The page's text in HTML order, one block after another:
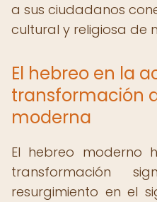
a sus ciudadanos
cultural y religiosa de
El hebreo en la
transformación
moderna
El hebreo moderno
transformación
resurgimiento en el